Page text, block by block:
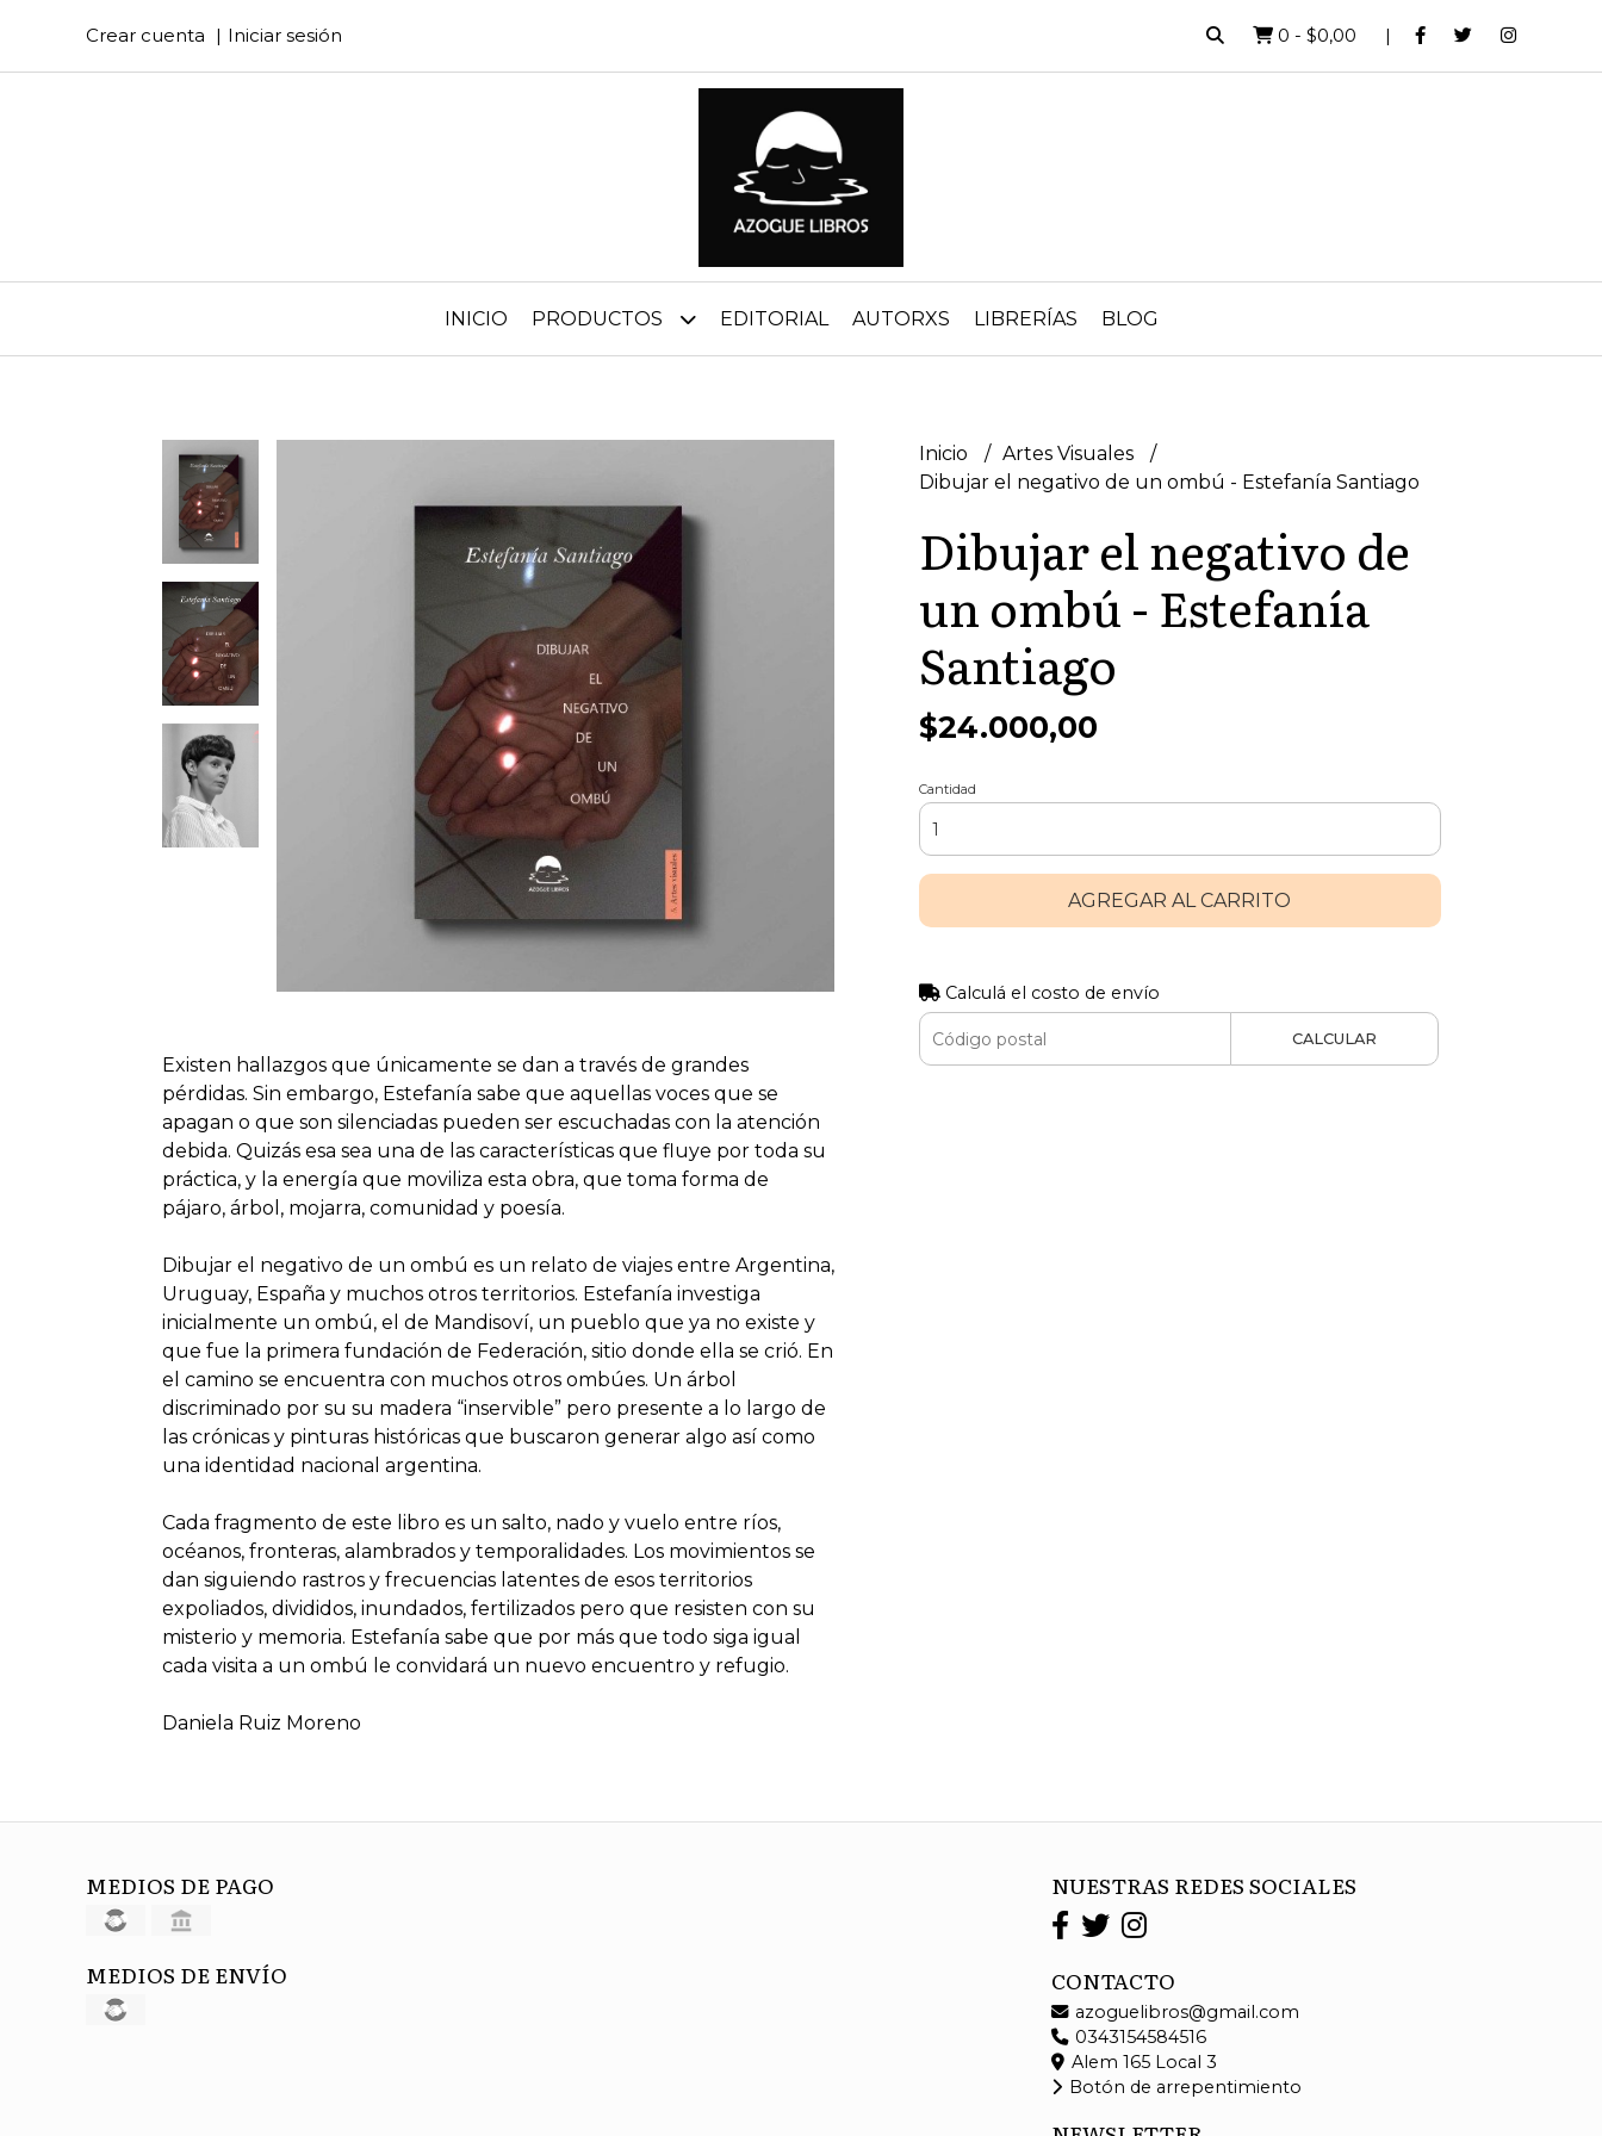
Crear cuenta Iniciar sesión 0 - $0,00
INICIO PRODUCTOS EDITORIAL AUTORXS LIBRERÍAS BLOG
Existen hallazgos que únicamente se dan a través de grandes
pérdidas. Sin embargo, Estefanía sabe que aquellas voces que se
apagan o que son silenciadas pueden ser escuchadas con la atención
debida. Quizás esa sea una de las características que fluye por toda su
práctica, y la energía que moviliza esta obra, que toma forma de
pájaro, árbol, mojarra, comunidad y poesía.
Dibujar el negativo de un ombú es un relato de viajes entre Argentina,
Uruguay, España y muchos otros territorios. Estefanía investiga
inicialmente un ombú, el de Mandisoví, un pueblo que ya no existe y
que fue la primera fundación de Federación, sitio donde ella se crió. En
el camino se encuentra con muchos otros ombúes. Un árbol
discriminado por su su madera “inservible” pero presente a lo largo de
las crónicas y pinturas históricas que buscaron generar algo así como
una identidad nacional argentina.
Cada fragmento de este libro es un salto, nado y vuelo entre ríos,
océanos, fronteras, alambrados y temporalidades. Los movimientos se
dan siguiendo rastros y frecuencias latentes de esos territorios
expoliados, divididos, inundados, fertilizados pero que resisten con su
misterio y memoria. Estefanía sabe que por más que todo siga igual
cada visita a un ombú le convidará un nuevo encuentro y refugio.
Daniela Ruiz Moreno
Inicio
Artes Visuales
Dibujar el negativo de un ombú - Estefanía Santiago
Dibujar el negativo de
un ombú - Estefanía
Santiago
$24.000,00
Cantidad
AGREGAR AL CARRITO
Calculá el costo de envío
CALCULAR
MEDIOS DE PAGO
MEDIOS DE ENVÍO
NUESTRAS REDES SOCIALES
CONTACTO
azoguelibros@gmail.com
0343154584516
Alem 165 Local 3
Botón de arrepentimiento